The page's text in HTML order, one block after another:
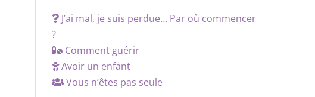
J’ai mal, je suis perdue… Par où commencer
?
Comment guérir
Avoir un enfant
Vous n’êtes pas seule